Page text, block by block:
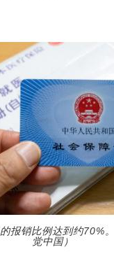
报销比例达到约70%
觉中国）